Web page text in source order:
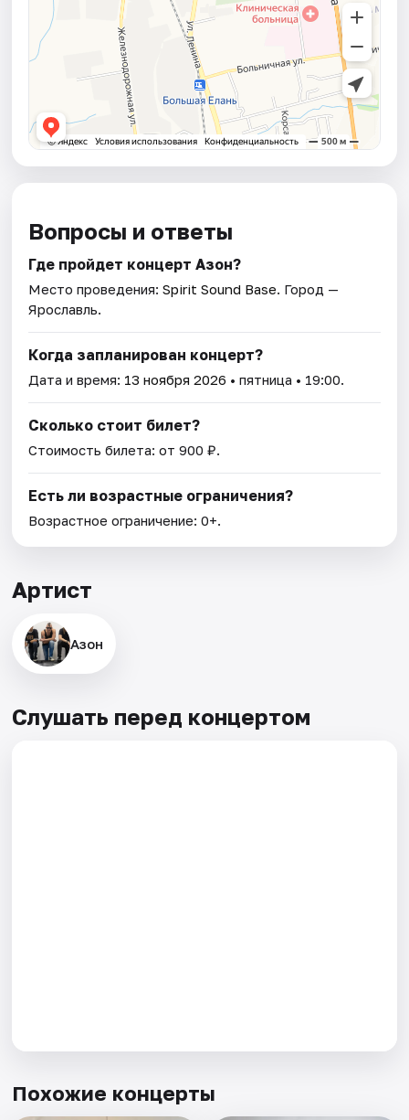
Вопросы и ответы
Где пройдет концерт Азон?
Место проведения:Spirit Sound Base. Город —
Ярославль.
Когда запланирован концерт?
Дата и время: 13 ноября 2026 • пятница • 19:00.
Сколько стоит билет?
Стоимость билета: от 900 ₽.
Есть ли возрастные ограничения?
Возрастное ограничение: 0+.
Артист
Азон
Слушать перед концертом
Похожие концерты